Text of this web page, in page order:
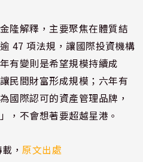
隆解釋，主要聚焦在體質結
47 項法規，讓國際投資機構
有變則是希望規模持續成
民間財富形成規模；六年有
國際認可的資產管理品牌，
，不會想著要超越星港。
，原文出處